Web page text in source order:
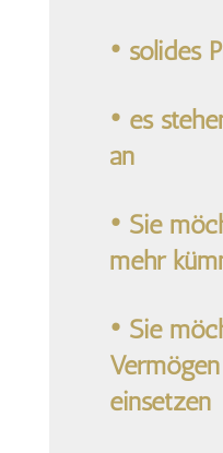
• solides
• es
an
• Sie
mehr
• Sie
einsetzen